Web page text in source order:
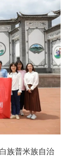
族普米族自治